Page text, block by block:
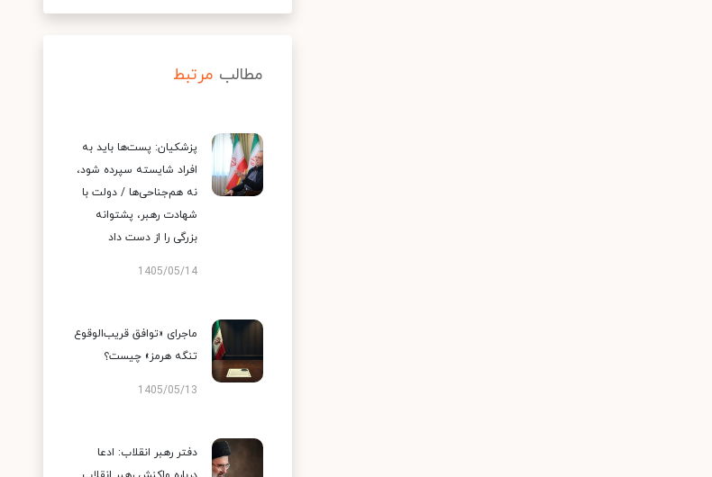
مطالب مرتبط
پزشکیان: پست‌ها باید به
افراد شایسته سپرده شود،
نه هم‌جناحی‌ها / دولت با
شهادت رهبر، پشتوانه
بزرگی را از دست داد
1405/05/14
ماجرای «توافق قریب‌الوقوع
تنگه هرمز» چیست؟
1405/05/13
دفتر رهبر انقلاب: ادعا